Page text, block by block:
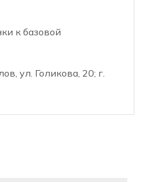
к базовой
ул. Голикова, 20; г.